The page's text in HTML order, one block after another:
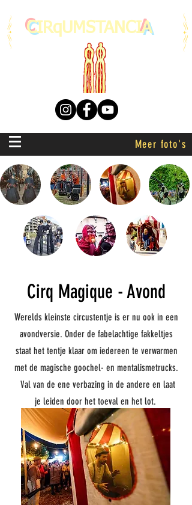
CIRqUMSTANCIA
Meer foto's
Cirq Magique - Avond
Werelds kleinste circustentje is er nu ook in een
avondversie. Onder de fabelachtige fakkeltjes
staat het tentje klaar om iedereen te verwarmen
met de magische goochel- en mentalismetrucks.
Val van de ene verbazing in de andere en laat
je leiden door het toeval en het lot.